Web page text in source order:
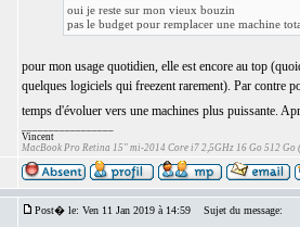
oui je reste sur mon vieux bouzin
pas le budget pour remplacer une machine
pour mon usage quotidien, elle est encore au top
quelques logiciels qui freezent rarement). Par contre
temps d'évoluer vers une machines plus puissante.
Vincent
MacBook Pro Retina 15" mi-2014 Core i7 2,5GHz 16 Go 512 Go
Post� le: Ven 11 Jan 2019 à 14:59 Sujet du message: